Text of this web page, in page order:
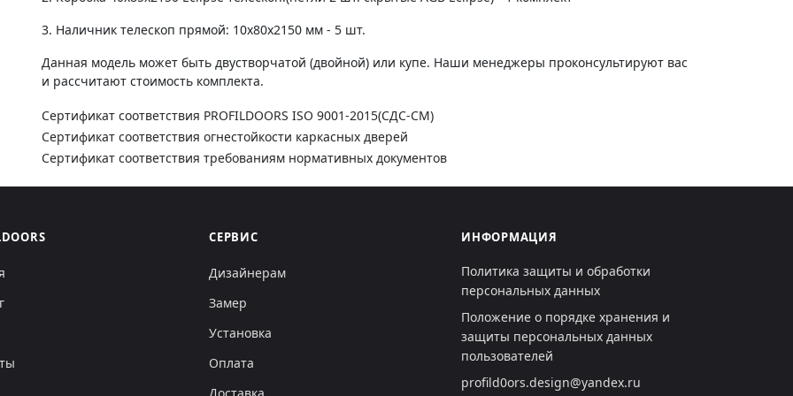
3. Наличник телескоп прямой: 10х80х2150 мм - 5 шт.
Данная модель может быть двустворчатой (двойной) или купе. Наши менеджеры проконсультируют вас
и рассчитают стоимость комплекта.
Сертификат соответствия PROFILDOORS ISO 9001-2015(СДС-СМ)
Сертификат соответствия огнестойкости каркасных дверей
Сертификат соответствия требованиям нормативных документов
СЕРВИС
Дизайнерам
Замер
Установка
Оплата
ИНФОРМАЦИЯ
Политика защиты и обработки
персональных данных
Положение о порядке хранения и
защиты персональных данных
пользователей
profild0ors.design@yandex.ru